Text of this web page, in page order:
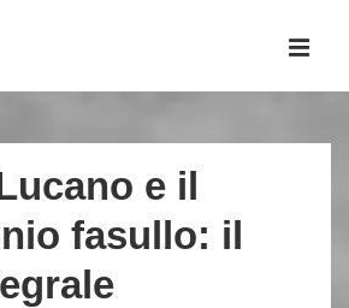
e il
fasullo: il